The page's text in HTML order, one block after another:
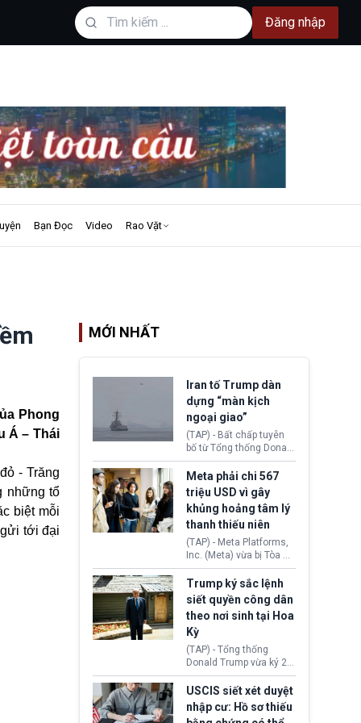
Đăng nhập
Bạn Đọc Video Rao Vặt
Phong
Á – Thái
- Trăng
những tổ
biệt mỗi
tới đại
MỚI NHẤT
Iran tố Trump dàn
dựng “màn kịch
ngoại giao”
(TAP) - Bất chấp tuyên
bố từ Tổng thống Donald
Trump về tiến trình đàm
phán hòa bình, Iran
khẳng định chưa có bất
kỳ thỏa thuận nào.
Tehran cho rằng, Hoa Kỳ
chỉ đang dàn dựng “màn
kịch ngoại giao” để xoa
dịu căng thẳng.
Meta phải chi 567
triệu USD vì gây
khủng hoảng tâm lý
thanh thiếu niên
(TAP) - Meta Platforms,
Inc. (Meta) vừa bị Tòa án
bang New Mexico yêu
cầu đóng góp 567 triệu
USD vào một quỹ khắc
phục hậu quả. Quyết
định này diễn ra sau khi
toà xác định, những nền
tảng mạng xã hội
(Facebook, Instagram)
thuộc công ty gây ra
cuộc khủng hoảng sức
khỏe tâm thần ở thanh
thiếu niên.
Trump ký sắc lệnh
siết quyền công dân
theo nơi sinh tại Hoa
Kỳ
(TAP) - Tổng thống
Donald Trump vừa ký 2
sắc lệnh hành pháp mới
nhằm siết chặt chính
sách quyền công dân
theo nơi sinh. Động thái
USCIS siết xét duyệt
nhập cư: Hồ sơ thiếu